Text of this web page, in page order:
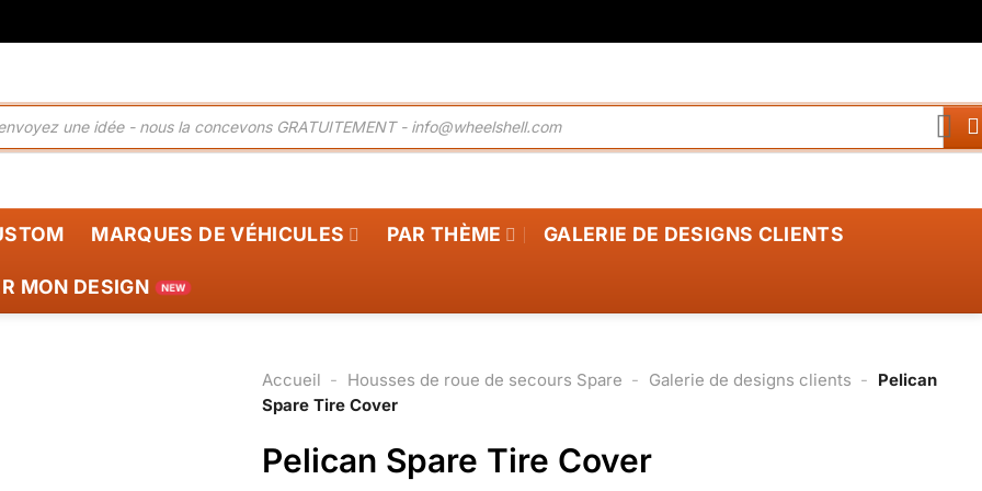
MARQUES DE VÉHICULES PAR THÈME GALERIE DE DESIGNS CLIENTS
MON DESIGN
Accueil - Housses de roue de secours Spare - Galerie de designs clients -
Pelican
Spare Tire Cover
Pelican Spare Tire Cover